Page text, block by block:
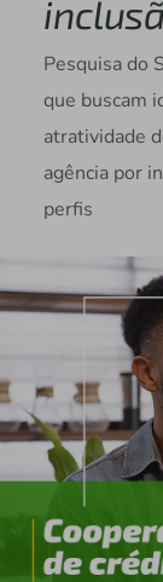
Pesquisa do
que buscam
atratividade
agência por
perfis